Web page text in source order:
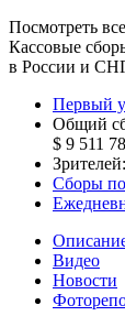
Посмотреть
Кассовые
в России и
Первый
Общий
$ 9 511
Зрителей:
Сборы
Видео
Новости